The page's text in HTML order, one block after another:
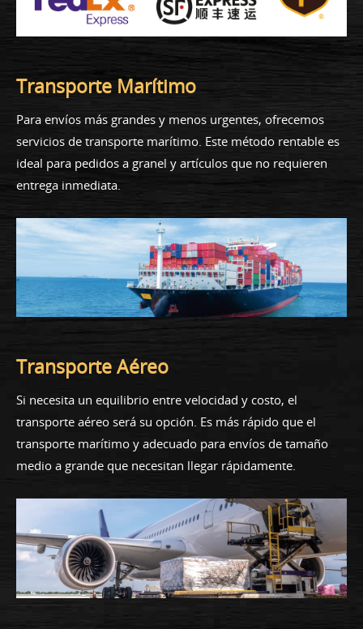
Transporte Marítimo
Para envíos más grandes y menos urgentes, ofrecemos
servicios de transporte marítimo. Este método rentable es
ideal para pedidos a granel y artículos que no requieren
entrega inmediata.
Transporte Aéreo
Si necesita un equilibrio entre velocidad y costo, el
transporte aéreo será su opción. Es más rápido que el
transporte marítimo y adecuado para envíos de tamaño
medio a grande que necesitan llegar rápidamente.